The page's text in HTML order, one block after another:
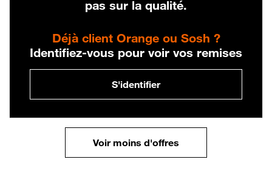
pas sur la qualité.
Déjà client Orange ou Sosh ?
Identifiez-vous pour voir vos remises
S'identifier
Voir moins d'offres